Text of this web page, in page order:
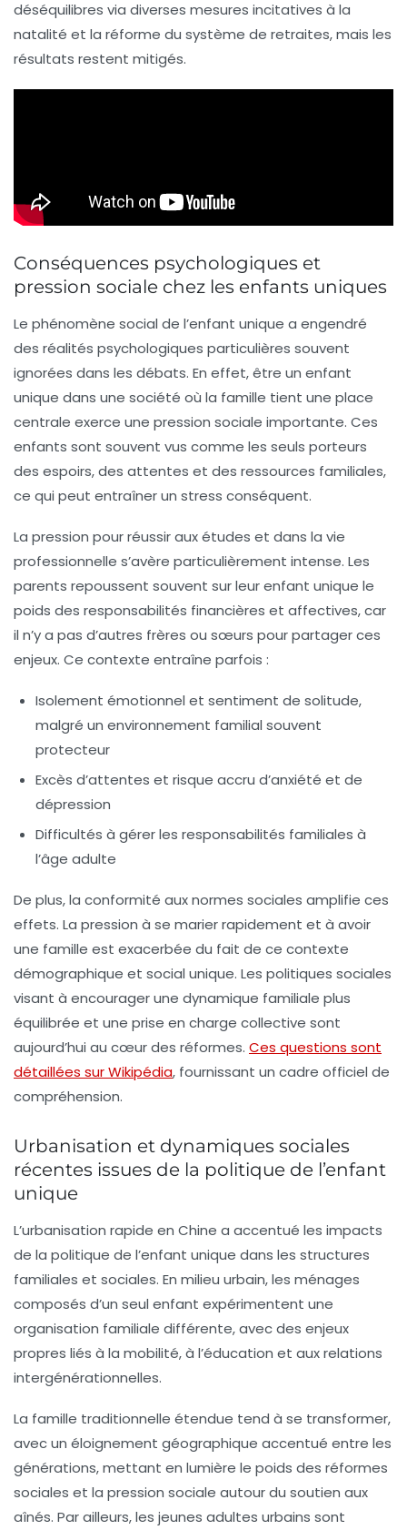
déséquilibres via diverses mesures incitatives à la
natalité et la réforme du système de retraites, mais les
résultats restent mitigés.
Conséquences psychologiques et
pression sociale chez les enfants uniques
Le phénomène social de l’enfant unique a engendré
des réalités psychologiques particulières souvent
ignorées dans les débats. En effet, être un enfant
unique dans une société où la famille tient une place
centrale exerce une pression sociale importante. Ces
enfants sont souvent vus comme les seuls porteurs
des espoirs, des attentes et des ressources familiales,
ce qui peut entraîner un stress conséquent.
La pression pour réussir aux études et dans la vie
professionnelle s’avère particulièrement intense. Les
parents repoussent souvent sur leur enfant unique le
poids des responsabilités financières et affectives, car
il n’y a pas d’autres frères ou sœurs pour partager ces
enjeux. Ce contexte entraîne parfois :
Isolement émotionnel et sentiment de solitude,
malgré un environnement familial souvent
protecteur
Excès d’attentes et risque accru d’anxiété et de
dépression
Difficultés à gérer les responsabilités familiales à
l’âge adulte
De plus, la conformité aux normes sociales amplifie ces
effets. La pression à se marier rapidement et à avoir
une famille est exacerbée du fait de ce contexte
démographique et social unique. Les politiques sociales
visant à encourager une dynamique familiale plus
équilibrée et une prise en charge collective sont
aujourd’hui au cœur des réformes. Ces questions sont
détaillées sur Wikipédia, fournissant un cadre officiel de
compréhension.
Urbanisation et dynamiques sociales
récentes issues de la politique de l’enfant
unique
L’urbanisation rapide en Chine a accentué les impacts
de la politique de l’enfant unique dans les structures
familiales et sociales. En milieu urbain, les ménages
composés d’un seul enfant expérimentent une
organisation familiale différente, avec des enjeux
propres liés à la mobilité, à l’éducation et aux relations
intergénérationnelles.
La famille traditionnelle étendue tend à se transformer,
avec un éloignement géographique accentué entre les
générations, mettant en lumière le poids des réformes
sociales et la pression sociale autour du soutien aux
aînés. Par ailleurs, les jeunes adultes urbains sont